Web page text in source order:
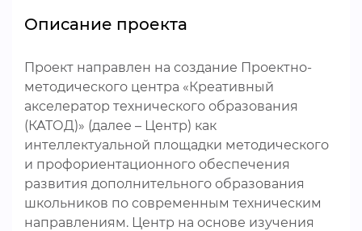
Описание проекта
Проект направлен на создание Проектно-
методического центра «Креативный
акселератор технического образования
(КАТОД)» (далее – Центр) как
интеллектуальной площадки методического
и профориентационного обеспечения
развития дополнительного образования
школьников по современным техническим
направлениям. Центр на основе изучения